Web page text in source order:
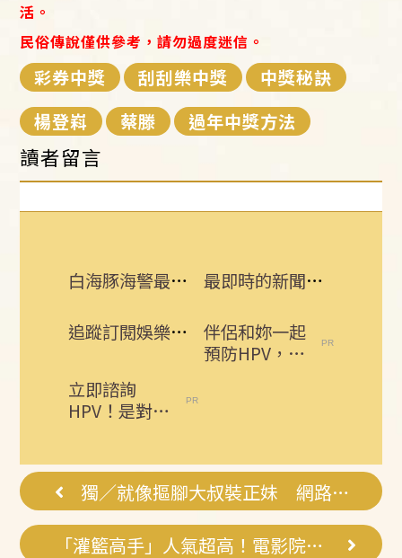
活。
民俗傳說僅供參考，請勿過度迷信。
彩券中獎 刮刮樂中獎
中獎秘訣
楊登嵙
蔡滕 過年中獎方法
讀者留言
白海豚海警最快這時解除！9日颱風假一覽 最即時的新聞話題 追蹤訂閱三立新聞網
追蹤訂閱娛樂星聞 給你最即時的娛樂星鮮事
伴侶和妳一起
預防HPV，才
立即諮詢
HPV！是對自
在不嫌晚...
獨／就像摳腳大叔裝正妹 網路購屋陷阱多
「灌籃高手」人氣超高！電影院出周邊搶翻